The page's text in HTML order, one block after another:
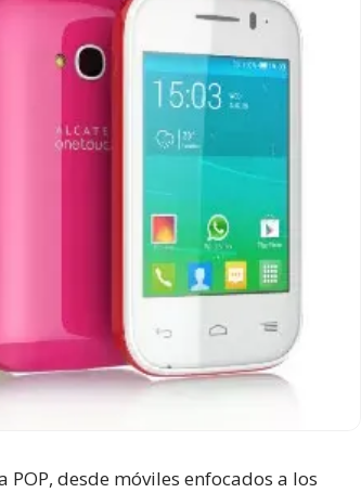
desde móviles enfocados a los